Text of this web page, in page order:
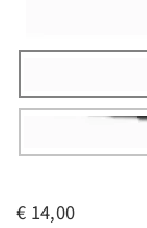
€ 14,00